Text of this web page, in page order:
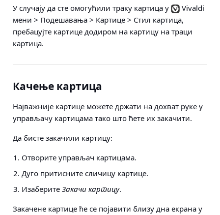
У случају да сте омогућили траку картица у
Vivaldi
мени > Подешавања > Картице > Стил картица,
пребацујте картице додиром на картицу на траци
картица.
Качење картица
Најважније картице можете држати на дохват руке у
управљачу картицама тако што ћете их закачити.
Да бисте закачили картицу:
Отворите управљач картицама.
Дуго притисните сличицу картице.
Изаберите Закачи картицу.
Закачене картице ће се појавити близу дна екрана у